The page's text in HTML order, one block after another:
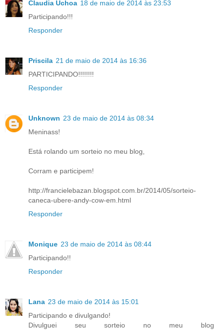
Claudia Uchoa 18 de maio de 2014 às 23:53
Participando!!!
Responder
Priscila 21 de maio de 2014 às 16:36
PARTICIPANDO!!!!!!!!
Responder
Unknown 23 de maio de 2014 às 08:34
Meninass!
Está rolando um sorteio no meu blog,
Corram e participem!
http://francielebazan.blogspot.com.br/2014/05/sorteio-
caneca-ubere-andy-cow-em.html
Responder
Monique 23 de maio de 2014 às 08:44
Participando!!
Responder
Lana 23 de maio de 2014 às 15:01
Participando e divulgando!
Divulguei seu sorteio no meu blog